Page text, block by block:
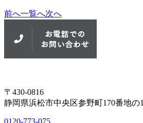
前へ一覧へ次へ
〒430-0816
静岡県浜松市中央区参野町170番地の1
0120-773-075